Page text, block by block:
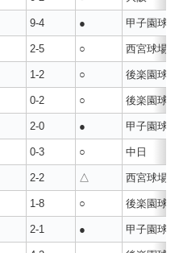
9-4 ● 甲子園球場
2-5 ○ 西宮球場
1-2 ○ 後楽園球場
0-2 ○ 後楽園球場
2-0 ● 甲子園球場
0-3 ○ 中日
2-2 △ 西宮球場
1-8 ○ 後楽園球場
2-1 ● 甲子園球場